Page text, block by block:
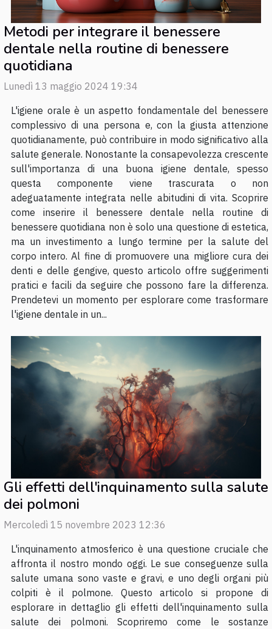
Metodi per integrare il benessere
dentale nella routine di benessere
quotidiana
Lunedì 13 maggio 2024 19:34
L'igiene orale è un aspetto fondamentale del benessere
complessivo di una persona e, con la giusta attenzione
quotidianamente, può contribuire in modo significativo alla
salute generale. Nonostante la consapevolezza crescente
sull'importanza di una buona igiene dentale, spesso
questa componente viene trascurata o non
adeguatamente integrata nelle abitudini di vita. Scoprire
come inserire il benessere dentale nella routine di
benessere quotidiana non è solo una questione di estetica,
ma un investimento a lungo termine per la salute del
corpo intero. Al fine di promuovere una migliore cura dei
denti e delle gengive, questo articolo offre suggerimenti
pratici e facili da seguire che possono fare la differenza.
Prendetevi un momento per esplorare come trasformare
l'igiene dentale in un...
Gli effetti dell'inquinamento sulla salute
dei polmoni
Mercoledì 15 novembre 2023 12:36
L'inquinamento atmosferico è una questione cruciale che
affronta il nostro mondo oggi. Le sue conseguenze sulla
salute umana sono vaste e gravi, e uno degli organi più
colpiti è il polmone. Questo articolo si propone di
esplorare in dettaglio gli effetti dell'inquinamento sulla
salute dei polmoni. Scopriremo come le sostanze